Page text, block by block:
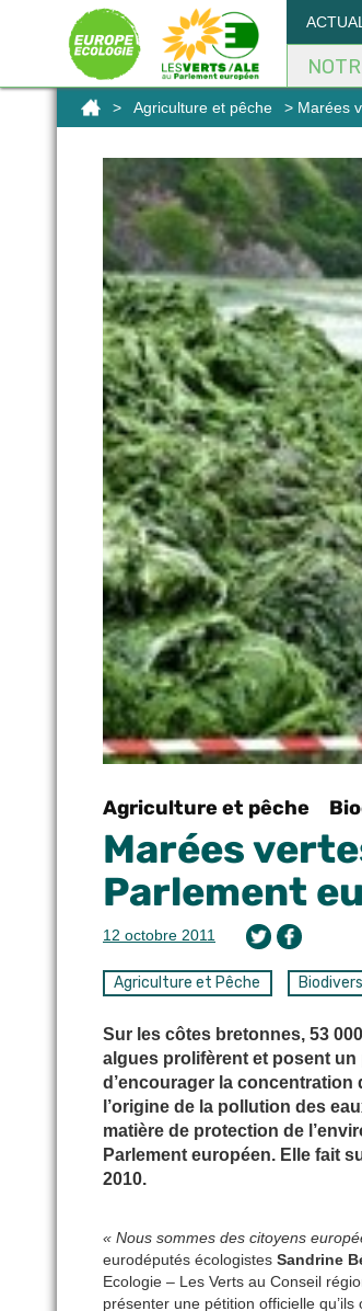
> Agriculture et pêche > Marées
Agriculture et pêche
Marées
Parlement
12 octobre 2011
Agriculture et Pêche
Sur les côtes bretonnes, 53
algues prolifèrent et posent un
d’encourager la
l’origine de la pollution des
matière de protection de
Parlement européen. Elle fait
2010.
« Nous sommes des citoyens
eurodéputés écologistes Sandrine
Ecologie – Les Verts au Conseil
présenter une pétition officielle
Panneau de gestion des cookies